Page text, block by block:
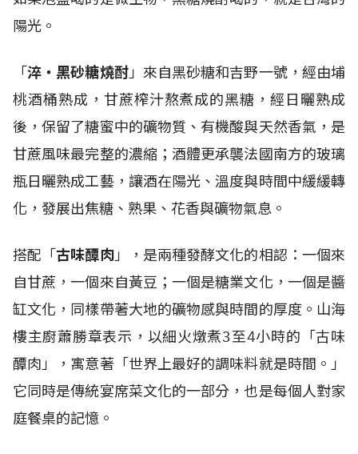
陽光。
「淬・黑砂糖燒酎」來自黑砂糖和吉野一號，經由埔
桃酒桶熟成，甘蔗榨汁熬煮成的黑糖，經日曬熟成
後，保留了糖蜜中的礦物質、有機酸與天然香氣，是
甘蔗風味最完整的濃縮；酒體更承襲法國南方的玻璃
瓶日曬熟成工藝，讓酒在陽光、溫度與時間中緩緩轉
化，發展出焦糖、熟果、花香與礦物氣息。
搭配「古味醰肉」，是兩種發酵文化的相認：一個來
自甘蔗，一個來自黃豆；一個是糖業文化，一個是醬
缸文化，同樣帶著大地的礦物感與時間的厚度。山海
樓主廚蕭勝章表示，以細火燉煮3至4小時的「古味
醰肉」，寓意著「世界上最好的調味料就是時間。」
它同時是傳統宴席菜文化的一部分，也是每個人對家
庭餐桌的記憶。